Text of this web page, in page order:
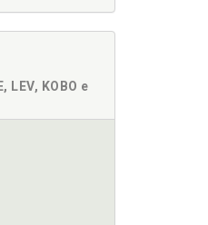
LEV, KOBO e